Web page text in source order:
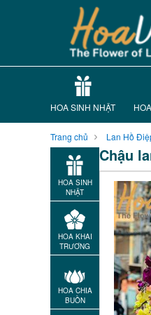
HOA SINH NHẬT
Trang chủ Lan Hồ
HOA SINH
NHẬT
HOA KHAI
TRƯƠNG
HOA CHIA
BUỒN
Chậu